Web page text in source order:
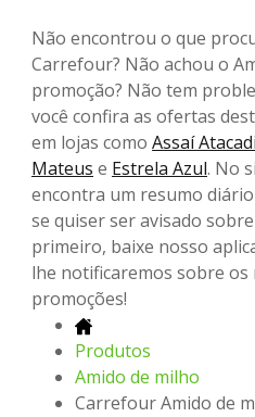
Não encontrou o que
Carrefour? Não achou o
promoção? Não tem
você confira as ofertas
em lojas como Assaí
Mateus e Estrela Azul. No
encontra um resumo
se quiser ser avisado
primeiro, baixe nosso
lhe notificaremos sobre
promoções!
Produtos
Amido de milho
Carrefour Amido de